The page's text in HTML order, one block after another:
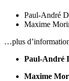
Paul-André
Maxime
…plus
Paul-André
Maxime